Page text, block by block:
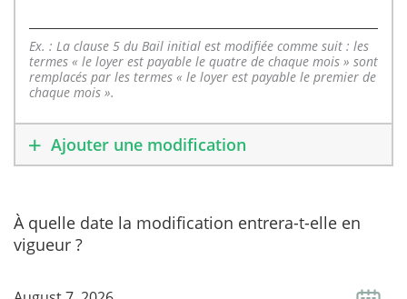
Ex. : La clause 5 du Bail initial est modifiée comme suit : les
termes « le loyer est payable le quatre de chaque mois » sont
remplacés par les termes « le loyer est payable le premier de
chaque mois ».
Ajouter une modification
À quelle date la modification entrera-t-elle en
vigueur ?